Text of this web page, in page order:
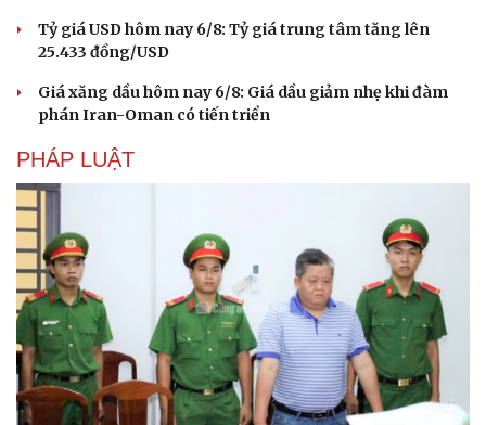
Du lịch
Săn Tour
Podcast
Hạt giống tâm hồn
Tỷ giá USD hôm nay 6/8: Tỷ giá trung tâm tăng lên
25.433 đồng/USD
Giá xăng dầu hôm nay 6/8: Giá dầu giảm nhẹ khi đàm
phán Iran-Oman có tiến triển
PHÁP LUẬT